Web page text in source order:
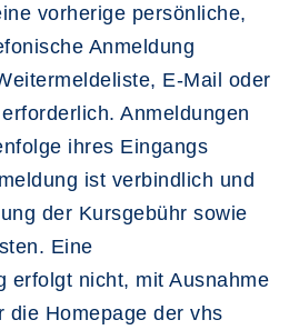
vorherige persönliche,
Anmeldung
E-Mail oder
Anmeldungen
ihres Eingangs
ist verbindlich und
der Kursgebühr sowie
Eine
erfolgt nicht, mit Ausnahme
die Homepage der vhs